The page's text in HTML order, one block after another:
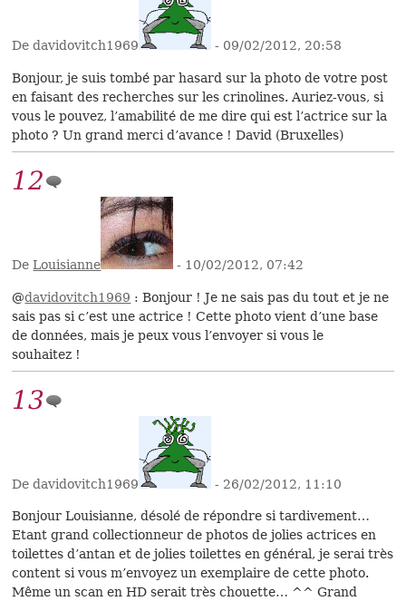
De davidovitch1969 - 09/02/2012, 20:58
Bonjour, je suis tombé par hasard sur la photo de votre post
en faisant des recherches sur les crinolines. Auriez-vous, si
vous le pouvez, l’amabilité de me dire qui est l’actrice sur la
photo ? Un grand merci d’avance ! David (Bruxelles)
12
DeLouisianne - 10/02/2012, 07:42
@davidovitch1969 : Bonjour ! Je ne sais pas du tout et je ne
sais pas si c’est une actrice ! Cette photo vient d’une base
de données, mais je peux vous l’envoyer si vous le
souhaitez !
13
De davidovitch1969 - 26/02/2012, 11:10
Bonjour Louisianne, désolé de répondre si tardivement…
Etant grand collectionneur de photos de jolies actrices en
toilettes d’antan et de jolies toilettes en général, je serai très
content si vous m’envoyez un exemplaire de cette photo.
Même un scan en HD serait très chouette… ^^ Grand